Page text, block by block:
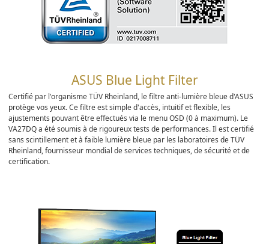
ASUS Blue Light Filter
Certifié par l'organisme TÜV Rheinland, le filtre anti-lumière bleue d'ASUS
protège vos yeux. Ce filtre est simple d'accès, intuitif et flexible, les
ajustements pouvant être effectués via le menu OSD (0 à maximum). Le
VA27DQ a été soumis à de rigoureux tests de performances. Il est certifié
sans scintillement et à faible lumière bleue par les laboratoires de TÜV
Rheinland, fournisseur mondial de services techniques, de sécurité et de
certification.